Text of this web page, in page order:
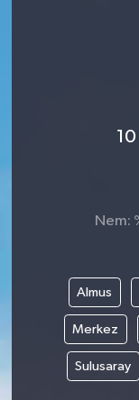
Nem:
Almus
Merkez
Sulusaray
Politika
Siyaset
Spor